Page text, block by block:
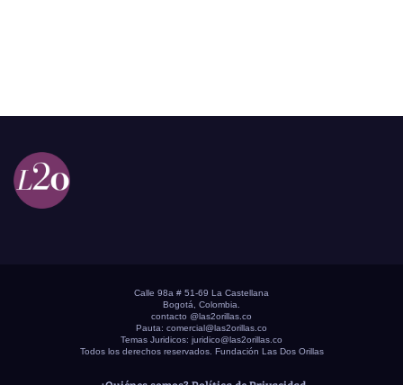
Calle 98a # 51-69 La Castellana
Bogotá, Colombia.
contacto @las2orillas.co
Pauta: comercial@las2orillas.co
Temas Juridicos: juridico@las2orillas.co
Todos los derechos reservados. Fundación Las Dos Orillas